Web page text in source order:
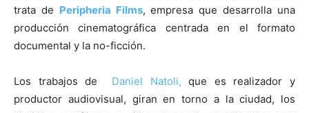
trata de Peripheria Films, empresa que desarrolla una
producción cinematográfica centrada en el formato
documental y la no-ficción.
Los trabajos de Daniel Natoli, que es realizador y
productor audiovisual, giran en torno a la ciudad, los